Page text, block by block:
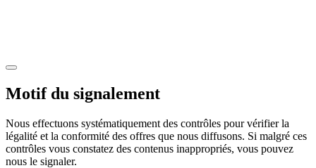
Motif du signalement
Nous effectuons systématiquement des contrôles pour vérifier la
légalité et la conformité des offres que nous diffusons. Si malgré ces
contrôles vous constatez des contenus inappropriés, vous pouvez
nous le signaler.